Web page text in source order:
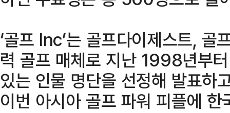
‘골프 Inc’는 골프다이제스트,
력 골프 매체로 지난 1998년부
있는 인물 명단을 선정해 발표하
이번 아시아 골프 파워 피플에